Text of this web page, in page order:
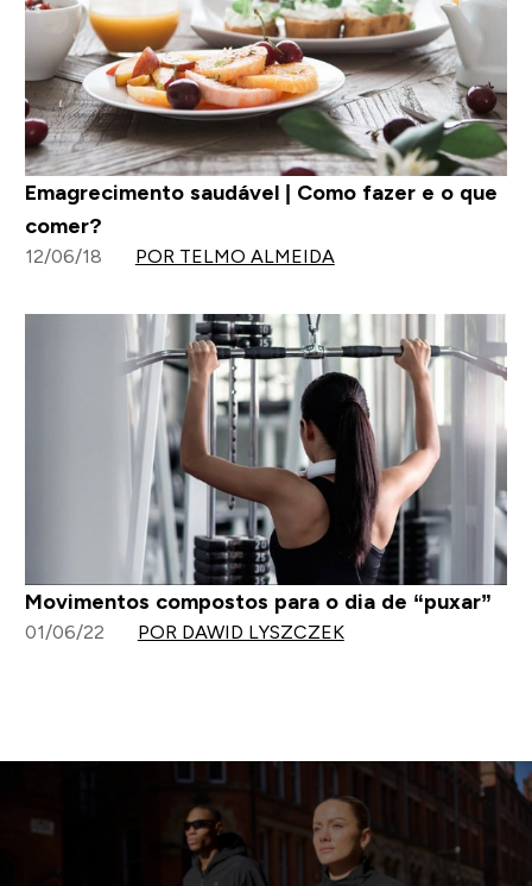
Emagrecimento saudável | Como fazer e o que
comer?
12/06/18 POR TELMO ALMEIDA
Movimentos compostos para o dia de “puxar”
01/06/22 POR DAWID LYSZCZEK